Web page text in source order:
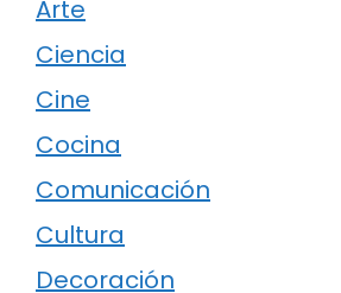
Arte
Ciencia
Cine
Cocina
Comunicación
Cultura
Decoración